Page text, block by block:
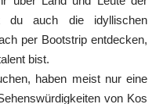
du auch die idyllischen
per Bootstrip entdecken,
bist.
haben meist nur eine
von Kos